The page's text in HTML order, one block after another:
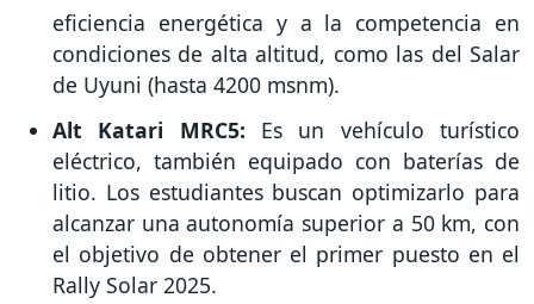
eficiencia energética y a la competencia en
condiciones de alta altitud, como las del Salar
de Uyuni (hasta 4200 msnm).
Alt Katari MRC5: Es un vehículo turístico
eléctrico, también equipado con baterías de
litio. Los estudiantes buscan optimizarlo para
alcanzar una autonomía superior a 50 km, con
el objetivo de obtener el primer puesto en el
Rally Solar 2025.